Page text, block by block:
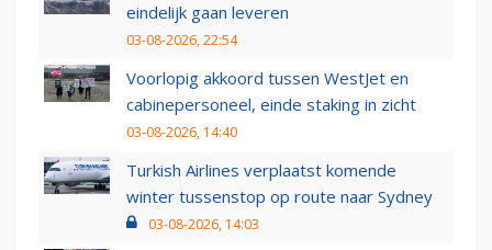
eindelijk gaan leveren
03-08-2026, 22:54
Voorlopig akkoord tussen WestJet en
cabinepersoneel, einde staking in zicht
03-08-2026, 14:40
Turkish Airlines verplaatst komende
winter tussenstop op route naar Sydney
03-08-2026, 14:03